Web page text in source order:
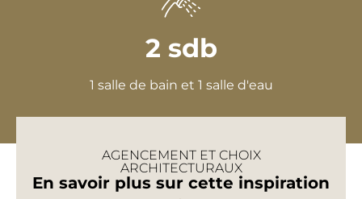
2 sdb
1 salle de bain et 1 salle d'eau
AGENCEMENT ET CHOIX
ARCHITECTURAUX
En savoir plus sur cette inspiration